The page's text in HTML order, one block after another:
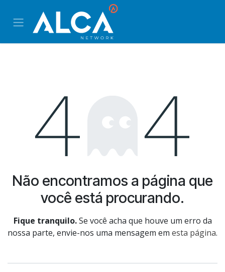
Erro 404
Não encontramos a página que
você está procurando.
Fique tranquilo.Se você acha que houve um erro da
nossa parte, envie-nos uma mensagem em esta página.